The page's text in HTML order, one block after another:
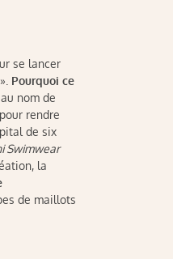
se lancer
Pourquoi ce
nom de
rendre
de six
Swimwear
la
de maillots